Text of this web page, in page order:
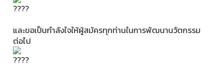
และขอเป็นกำลังใจให้ผู้สมัครทุกท่านในการพัฒนานวัตกรรม
ต่อไป